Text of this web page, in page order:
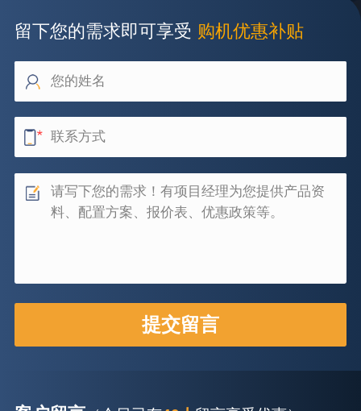
留下您的需求即可享受 购机优惠补贴